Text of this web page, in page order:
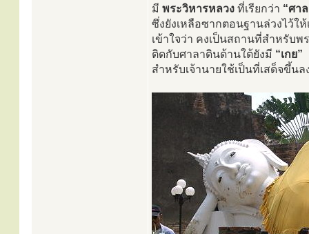
มี พระวิหารหลวง ที่เรียกว่า “ศา
ซึ่งยังเหลือซากตอนฐานล่วงไว้ให้
เข้าใจว่า คงเป็นสถานที่สำหรับ
ติดกับศาลาดินด้านใต้ยังมี “เกย”
สำหรับเจ้านายใช้เป็นที่เสด็จขึ้น